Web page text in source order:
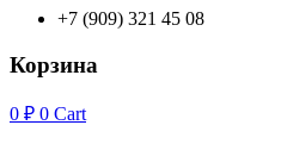
+7 (909) 321 45 08
Корзина
0 ₽ 0 Cart